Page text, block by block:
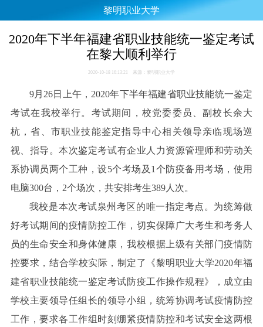
黎明职业大学
2020年下半年福建省职业技能统一鉴定考试
在黎大顺利举行
2020-10-18 16:13:21 来源：黎明职业大学
9月26日上午，2020年下半年福建省职业技能统一鉴定
考试在我校举行。考试期间，校党委委员、副校长余大
杭，省、市职业技能鉴定指导中心相关领导亲临现场巡
视、指导。本次鉴定考试有企业人力资源管理师和劳动关
系协调员两个工种，设5个考场及1个防疫备用考场，使用
电脑300台，2个场次，共安排考生389人次。
我校是本次考试泉州考区的唯一指定考点。为统筹做
好考试期间的疫情防控工作，切实保障广大考生和考务人
员的生命安全和身体健康，我校根据上级有关部门疫情防
控要求，结合学校实际，制定了《黎明职业大学2020年福
建省职业技能统一鉴定考试防疫工作操作规程》，成立由
学校主要领导任组长的领导小组，统筹协调考试疫情防控
工作，要求各工作组时刻绷紧疫情防控和考试安全这两根